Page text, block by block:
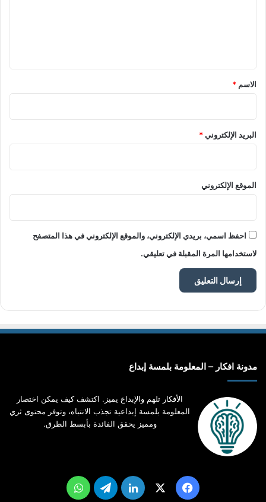
*
الاسم *
البريد الإلكتروني*
الموقع الإلكتروني
احفظ اسمي، بريدي الإلكتروني، والموقع الإلكتروني في هذا المتصفح
لاستخدامها المرة المقبلة في تعليقي.
مدونة افكار – المعلومة بلمسة إبداع
الأفكار تلهم والإبداع يميز. اكتشف كيف يمكن اختصار
المعلومة بلمسة إبداعية تجذب الانتباه، وتوفر محتوى ثري
ومميز يحقق الفائدة بأبسط الطرق.
فيسبوك لينكدإنتيلقرامواتساب